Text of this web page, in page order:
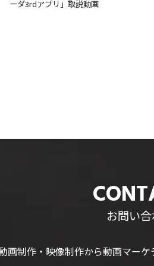
ーダ3rdアプリ」取説動画
お問い
画制作・映像制作から動画マーケ